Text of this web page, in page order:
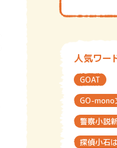
人気ワー
GOAT
GO-mono
警察小説
探偵小石